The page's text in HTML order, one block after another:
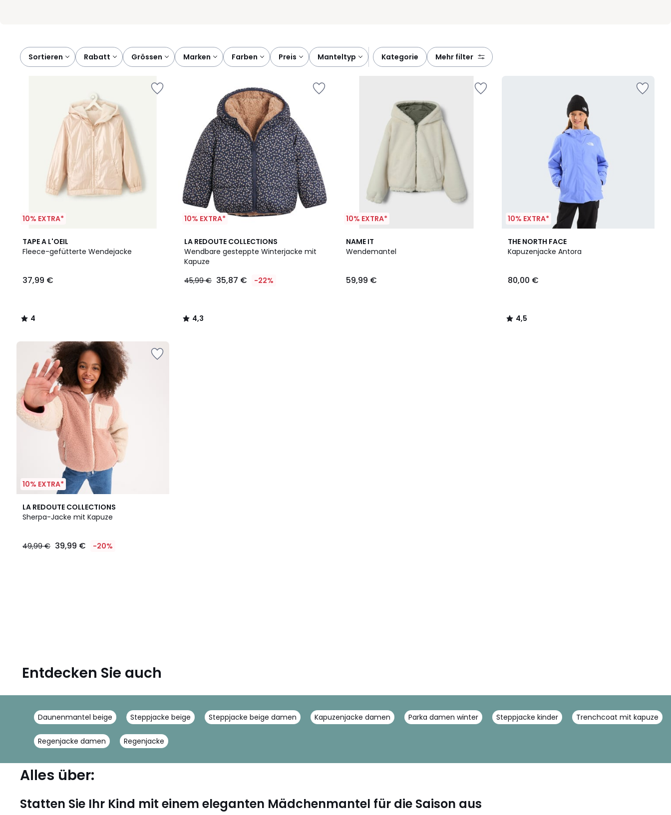
Sortieren rabatt grössen marken farben preis manteltyp kategorie mehr filter
10% EXTRA*
TAPE A L'OEIL
Fleece-gefütterte Wendejacke
€.
37,99 €
4
/
4
/
10% EXTRA*
LA REDOUTE COLLECTIONS
Wendbare gesteppte Winterjacke mit
Kapuze
45,99 € 35,87 € -22%
4,3
/ 5
4,3
/
10% EXTRA*
NAME IT
Wendemantel
59,99 €
10% EXTRA*
THE NORTH FACE
Kapuzenjacke Antora
80,00 €
4,5
/ 5
4,5
/
10% EXTRA*
LA REDOUTE COLLECTIONS
Sherpa-Jacke mit Kapuze
49,99 € 39,99 € -20%
Entdecken Sie auch
Daunenmantel beige Steppjacke beige Steppjacke beige damen Kapuzenjacke damen Parka damen winter Steppjacke kinder Trenchcoat mit kapuze
Regenjacke damen Regenjacke
Alles über:
Statten Sie Ihr Kind mit einem eleganten Mädchenmantel für die Saison aus